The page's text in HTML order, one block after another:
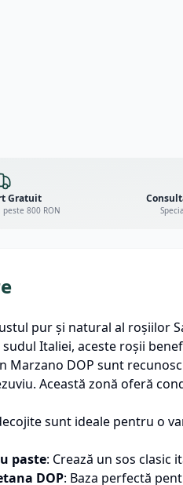
Gratuit
800 RON
pur și natural al roșiilor
Italiei, aceste roșii
Marzano DOP sunt
Această zonă oferă
sunt ideale pentru o
paste: Crează un sos clasic
DOP: Baza perfectă